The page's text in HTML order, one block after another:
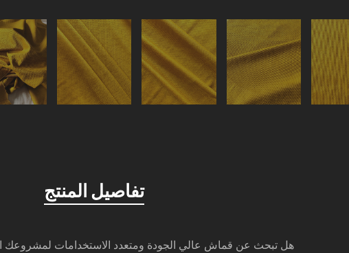
تفاصيل المنتج
هل تبحث عن قماش عالي الجودة ومتعدد الاستخدامات لمشروعك